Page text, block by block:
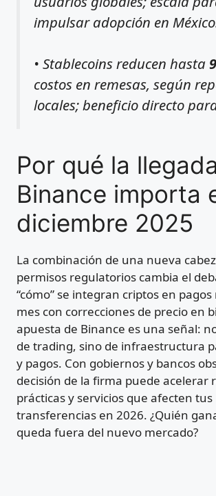
impulsar adopción en
• Stablecoins reducen hasta
costos en remesas, según
locales; beneficio directo
Por qué la
Binance importa
diciembre 2025
La combinación de una nueva
permisos regulatorios cambia el
“cómo” se integran criptos en
mes con correcciones de precio en
apuesta de Binance es una señal:
de trading, sino de infraestructura
y pagos. Con gobiernos y bancos
decisión de la firma puede acelerar
prácticas y servicios que afecten tus
transferencias en 2026. ¿Quién
queda fuera del nuevo mercado?